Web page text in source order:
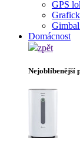
GPS
Domácnost
zpět
Nejoblíbenější